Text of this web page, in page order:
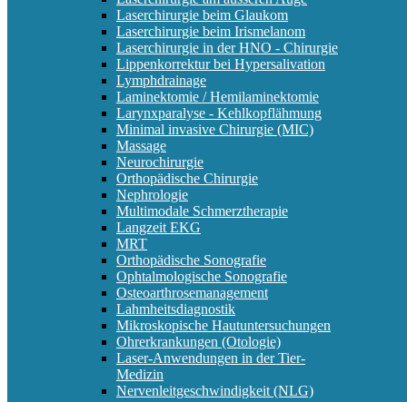
Laserchirurgie beim Glaukom
Laserchirurgie beim Irismelanom
Laserchirurgie in der HNO - Chirurgie
Lippenkorrektur bei Hypersalivation
Lymphdrainage
Laminektomie / Hemilaminektomie
Larynxparalyse - Kehlkopflähmung
Minimal invasive Chirurgie (MIC)
Massage
Neurochirurgie
Orthopädische Chirurgie
Nephrologie
Multimodale Schmerztherapie
Langzeit EKG
MRT
Orthopädische Sonografie
Ophtalmologische Sonografie
Osteoarthrosemanagement
Lahmheitsdiagnostik
Mikroskopische Hautuntersuchungen
Ohrerkrankungen (Otologie)
Laser-Anwendungen in der Tier-
Medizin
Nervenleitgeschwindigkeit (NLG)